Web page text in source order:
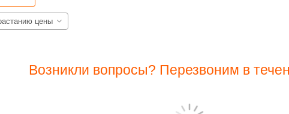
цены
Возникли вопросы? Перезвоним в